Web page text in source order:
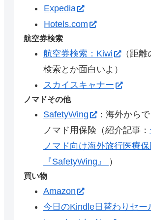
Expedia
Hotels.com
航空券検索
航空券検索：Kiwi
（距離
検索とか面白いよ）
スカイスキャナー
ノマドその他
SafetyWing
：海外から
ノマド用保険（紹介記事：
ノマド向け海外旅行医療保
『SafetyWing』
）
買い物
Amazon
今日のKindle日替わりセー